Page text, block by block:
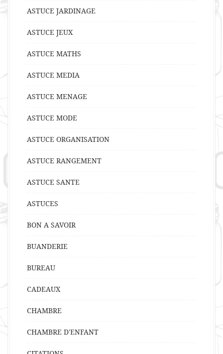
ASTUCE JARDINAGE
ASTUCE JEUX
ASTUCE MATHS
ASTUCE MEDIA
ASTUCE MENAGE
ASTUCE MODE
ASTUCE ORGANISATION
ASTUCE RANGEMENT
ASTUCE SANTE
ASTUCES
BON A SAVOIR
BUANDERIE
BUREAU
CADEAUX
CHAMBRE
CHAMBRE D'ENFANT